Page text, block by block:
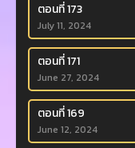
ตอนที่ 173
July 11, 2024
ตอนที่ 171
June 27, 2024
ตอนที่ 169
June 12, 2024